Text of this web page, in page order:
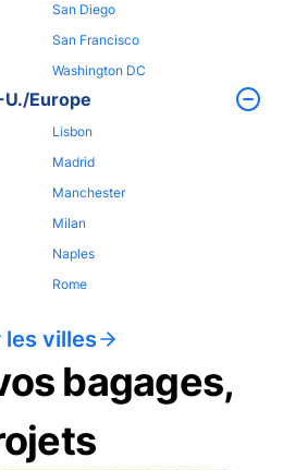
San Diego
San Francisco
Washington DC
U./Europe
Lisbon
Madrid
Manchester
Milan
Naples
Rome
les villes
bagages,